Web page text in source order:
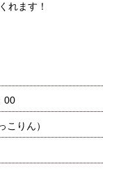
れます！
00
こりん）